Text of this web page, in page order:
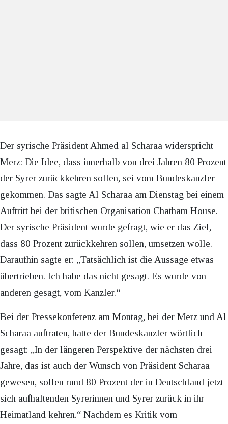
Der syrische Präsident Ahmed al Scharaa widerspricht
Merz: Die Idee, dass innerhalb von drei Jahren 80 Prozent
der Syrer zurückkehren sollen, sei vom Bundeskanzler
gekommen. Das sagte Al Scharaa am Dienstag bei einem
Auftritt bei der britischen Organisation Chatham House.
Der syrische Präsident wurde gefragt, wie er das Ziel,
dass 80 Prozent zurückkehren sollen, umsetzen wolle.
Daraufhin sagte er: „Tatsächlich ist die Aussage etwas
übertrieben. Ich habe das nicht gesagt. Es wurde von
anderen gesagt, vom Kanzler.“
Bei der Pressekonferenz am Montag, bei der Merz und Al
Scharaa auftraten, hatte der Bundeskanzler wörtlich
gesagt: „In der längeren Perspektive der nächsten drei
Jahre, das ist auch der Wunsch von Präsident Scharaa
gewesen, sollen rund 80 Prozent der in Deutschland jetzt
sich aufhaltenden Syrerinnen und Syrer zurück in ihr
Heimatland kehren.“ Nachdem es Kritik vom